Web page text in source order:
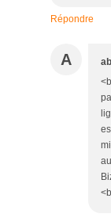
Répondre
A